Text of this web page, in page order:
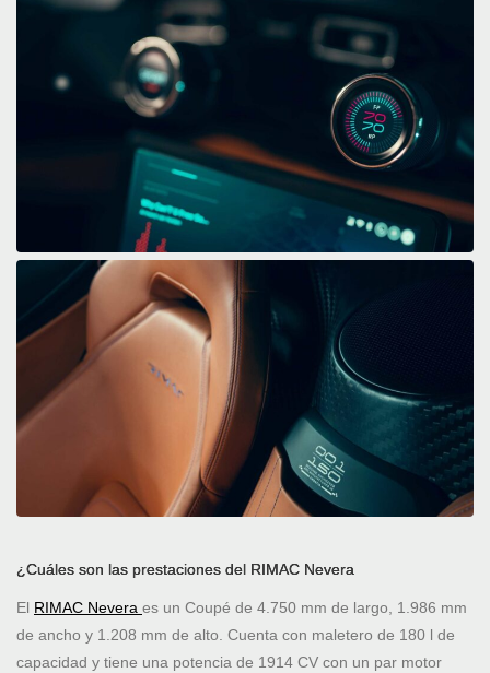
¿Cuáles son las prestaciones del RIMAC Nevera
El RIMAC Nevera es un Coupé de 4.750 mm de largo, 1.986 mm
de ancho y 1.208 mm de alto. Cuenta con maletero de 180 l de
capacidad y tiene una potencia de 1914 CV con un par motor